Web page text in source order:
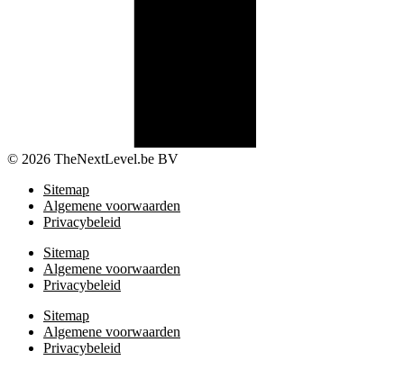
© 2026 TheNextLevel.be BV
Sitemap
Algemene voorwaarden
Privacybeleid
Sitemap
Algemene voorwaarden
Privacybeleid
Sitemap
Algemene voorwaarden
Privacybeleid